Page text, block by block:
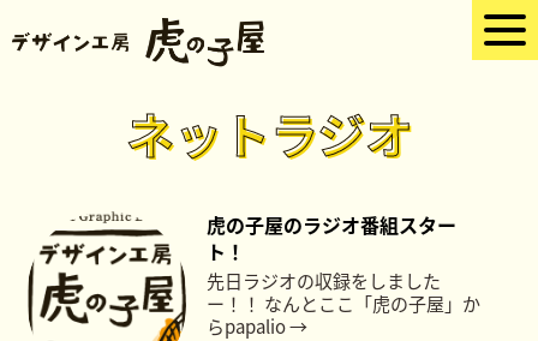
ネットラジオ
虎の子屋のラジオ番組スター
ト！
先日ラジオの収録をしました
ー！！ なんとここ「虎の子屋」か
らpapalio →